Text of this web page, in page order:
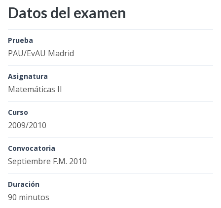
Datos del examen
Prueba
PAU/EvAU Madrid
Asignatura
Matemáticas II
Curso
2009/2010
Convocatoria
Septiembre F.M. 2010
Duración
90 minutos